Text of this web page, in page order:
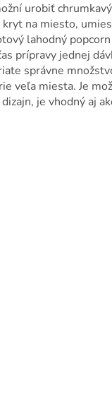
urobiť
kryt na miesto,
lahodný
prípravy jednej
správne
veľa miesta. Je
je vhodný aj